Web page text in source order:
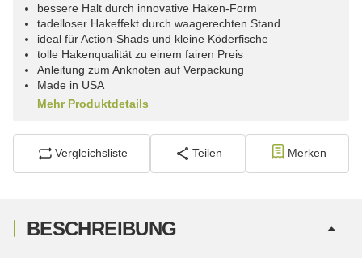
bessere Halt durch innovative Haken-Form
tadelloser Hakeffekt durch waagerechten Stand
ideal für Action-Shads und kleine Köderfische
tolle Hakenqualität zu einem fairen Preis
Anleitung zum Anknoten auf Verpackung
Made in USA
Mehr Produktdetails
Vergleichsliste Teilen Merken
BESCHREIBUNG